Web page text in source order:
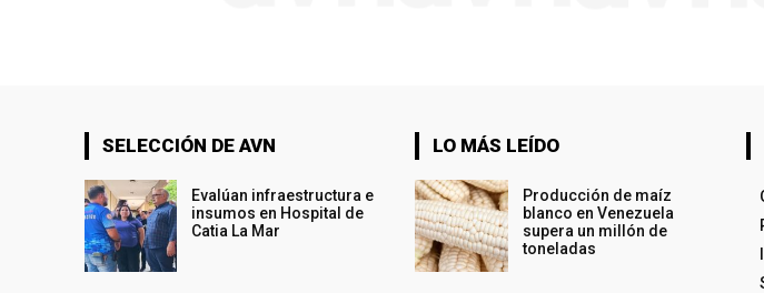
SELECCIÓN DE AVN
Evalúan infraestructura e
insumos en Hospital de
Catia La Mar
LO MÁS LEÍDO
Producción de maíz
blanco en Venezuela
supera un millón de
toneladas